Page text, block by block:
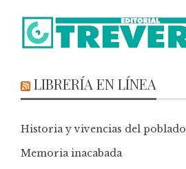
LIBRERÍA EN LÍNEA
Historia y vivencias del
Memoria inacabada